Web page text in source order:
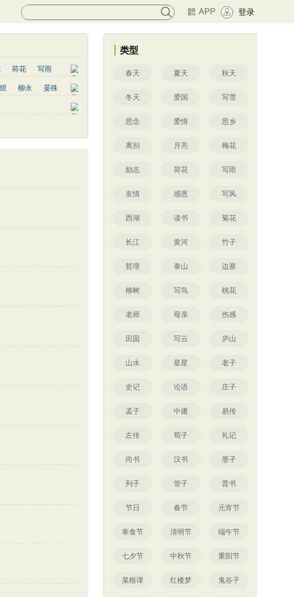
APP 登录
荷花
写雨
写鸟
桃花
柳永
晏殊
好问
曹雪芹
类型
春天 夏天 秋天
冬天 爱国 写雪
思念 爱情 思乡
离别 月亮 梅花
励志 荷花 写雨
友情 感恩 写风
西湖 读书 菊花
长江 黄河 竹子
哲理 泰山 边塞
柳树 写鸟 桃花
老师 母亲 伤感
田园 写云 庐山
山水 星星 老子
史记 论语 庄子
孟子 中庸 易传
左传 荀子 礼记
尚书 汉书 墨子
列子 管子 晋书
节日 春节 元宵节
寒食节 清明节 端午节
七夕节 中秋节 重阳节
菜根谭 红楼梦 鬼谷子